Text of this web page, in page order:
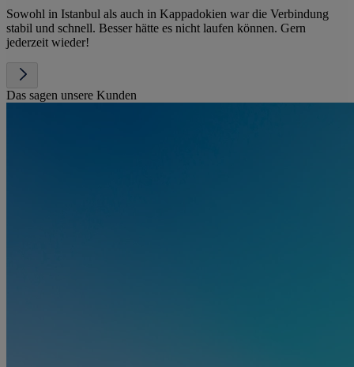
Sowohl in Istanbul als auch in Kappadokien war die Verbindung
stabil und schnell. Besser hätte es nicht laufen können. Gern
jederzeit wieder!
Das sagen unsere Kunden